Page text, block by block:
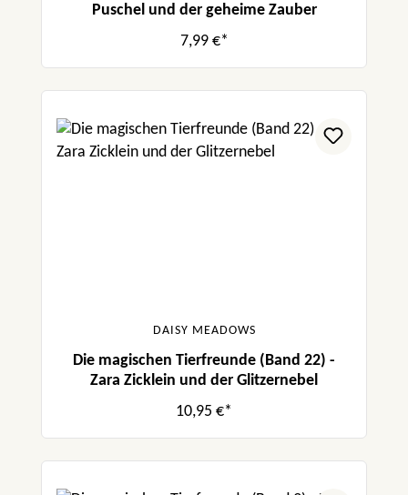
Puschel und der geheime Zauber
7,99 €*
DAISY MEADOWS
Die magischen Tierfreunde (Band 22) -
Zara Zicklein und der Glitzernebel
10,95 €*